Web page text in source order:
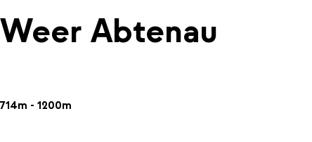
Weer Abtenau
714m - 1200m